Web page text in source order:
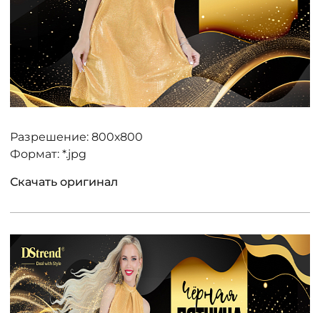
Разрешение: 800х800
Формат: *.jpg
Скачать оригинал